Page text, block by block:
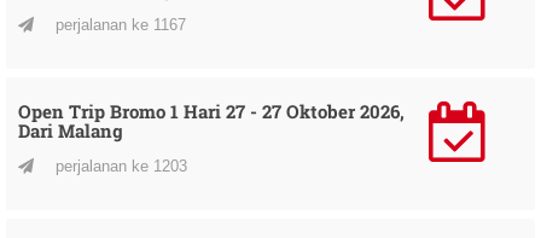
perjalanan ke 1167
Open Trip Bromo 1 Hari 27 - 27 Oktober 2026,
Dari Malang
perjalanan ke 1203